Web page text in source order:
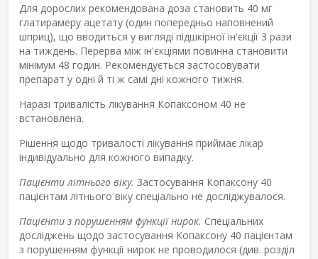
Для дорослих рекомендована доза становить 40 мг
глатирамеру ацетату (один попередньо наповнений
шприц), що вводиться у вигляді підшкірної ін'єкції 3 рази
на тиждень. Перерва між ін'єкціями повинна становити
мінімум 48 годин. Рекомендується застосовувати
препарат у одні й ті ж самі дні кожного тижня.
Наразі тривалість лікування Копаксоном 40 не
встановлена.
Рішення щодо тривалості лікування приймає лікар
індивідуально для кожного випадку.
Пацієнти літнього віку. Застосування Копаксону 40
пацієнтам літнього віку спеціально не досліджувалося.
Пацієнти з порушенням функції нирок. Спеціальних
досліджень щодо застосування Копаксону 40 пацієнтам
з порушенням функції нирок не проводилося (див. розділ